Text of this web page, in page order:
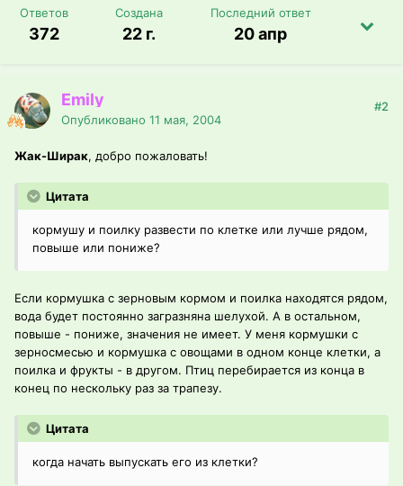
Ответов
372
Создана
22 г.
Последний ответ
20 апр
Emily
Опубликовано 11 мая, 2004
#2
Жак-Ширак, добро пожаловать!
Цитата
кормушу и поилку развести по клетке или лучше рядом,
повыше или пониже?
Если кормушка с зерновым кормом и поилка находятся рядом,
вода будет постоянно загразняна шелухой. А в остальном,
повыше - пониже, значения не имеет. У меня кормушки с
зерносмесью и кормушка с овощами в одном конце клетки, а
поилка и фрукты - в другом. Птиц перебирается из конца в
конец по нескольку раз за трапезу.
Цитата
когда начать выпускать его из клетки?